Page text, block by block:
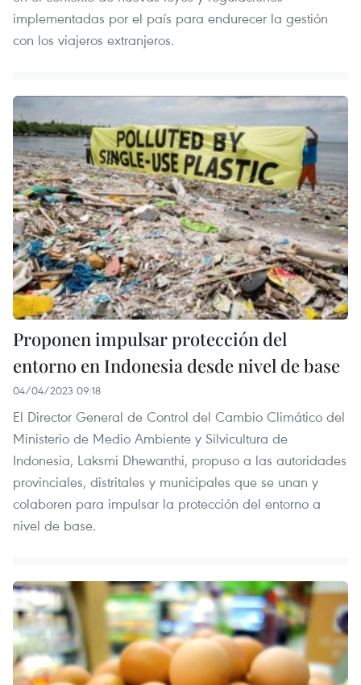
implementadas por el país para endurecer la gestión
con los viajeros extranjeros.
Proponen impulsar protección del
entorno en Indonesia desde nivel de base
04/04/2023 09:18
El Director General de Control del Cambio Climático del
Ministerio de Medio Ambiente y Silvicultura de
Indonesia, Laksmi Dhewanthi, propuso a las autoridades
provinciales, distritales y municipales que se unan y
colaboren para impulsar la protección del entorno a
nivel de base.